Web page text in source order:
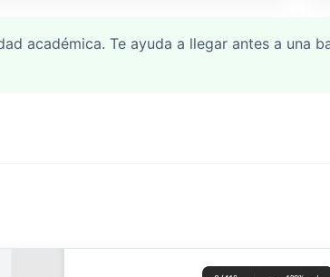
académica. Te ayuda a llegar antes a una